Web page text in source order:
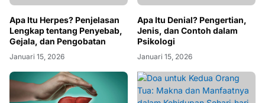
Apakah Ubur-ubur Bisa
Dimakan Fakta yang Perlu
Diketahui
Januari 15, 2026